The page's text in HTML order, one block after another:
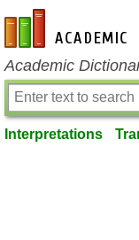
en-academic.com
Academic
Interpretations